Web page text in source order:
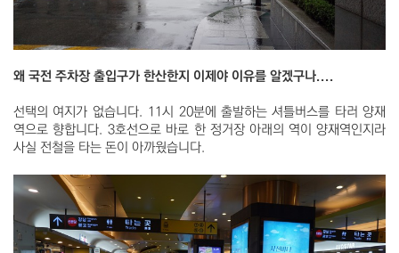
왜 국전 주차장 출입구가 한산한지 이제야 이유를 알겠구나....
선택의 여지가 없습니다. 11시 20분에 출발하는 셔틀버스를 타러 양재
역으로 향합니다. 3호선으로 바로 한 정거장 아래의 역이 양재역인지라
사실 전철을 타는 돈이 아까웠습니다.